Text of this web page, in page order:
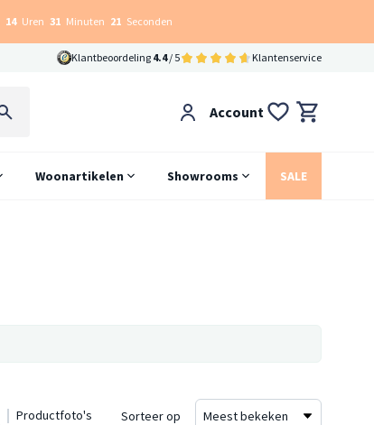
14 Uren 31 Minuten 20 Seconden
Klantbeoordeling 4.4/ 5 Klantenservice
Account
Woonartikelen Showrooms SALE
Productfoto's Sorteer op